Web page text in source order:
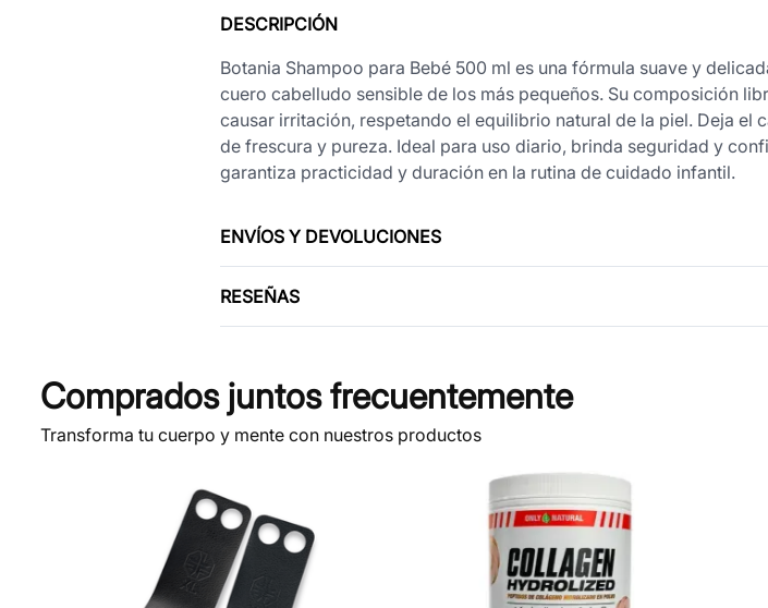
DESCRIPCIÓN
Botania Shampoo para Bebé 500 ml es una fórmula suave y
cuero cabelludo sensible de los más pequeños. Su composición
causar irritación, respetando el equilibrio natural de la piel. Deja el
de frescura y pureza. Ideal para uso diario, brinda seguridad y
garantiza practicidad y duración en la rutina de cuidado infantil.
ENVÍOS Y DEVOLUCIONES
RESEÑAS
Comprados juntos frecuentemente
Transforma tu cuerpo y mente con nuestros productos